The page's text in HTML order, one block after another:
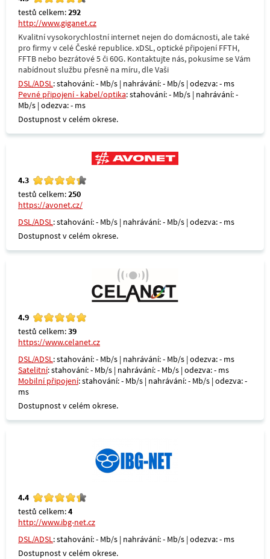
testů celkem:292
http://www.giganet.cz
Kvalitní vysokorychlostní internet nejen do domácnosti, ale také
pro firmy v celé České republice. xDSL, optické připojení FFTH,
FFTB nebo bezrátové 5 či 60G. Kontaktujte nás, pokusíme se Vám
nabídnout službu přesně na míru, dle Vaši
DSL/ADSL: stahování: - Mb/s | nahrávání: - Mb/s | odezva: - ms
Pevné připojení - kabel/optika: stahování: - Mb/s | nahrávání: -
Mb/s | odezva: - ms
Dostupnost v celém okrese.
4.3
testů celkem:250
https://avonet.cz/
DSL/ADSL: stahování: - Mb/s | nahrávání: - Mb/s | odezva: - ms
Dostupnost v celém okrese.
4.9
testů celkem:39
https://www.celanet.cz
DSL/ADSL: stahování: - Mb/s | nahrávání: - Mb/s | odezva: - ms
Satelitní: stahování: - Mb/s | nahrávání: - Mb/s | odezva: - ms
Mobilní připojení: stahování: - Mb/s | nahrávání: - Mb/s | odezva: -
ms
Dostupnost v celém okrese.
4.4
testů celkem:4
http://www.ibg-net.cz
DSL/ADSL: stahování: - Mb/s | nahrávání: - Mb/s | odezva: - ms
Dostupnost v celém okrese.